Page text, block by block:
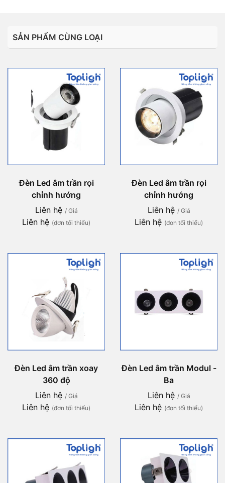
SẢN PHẨM CÙNG LOẠI
Đèn Led âm trần rọi
chỉnh hướng
Liên hệ / Giá
Liên hệ (đơn tối thiểu)
Đèn Led âm trần rọi
chỉnh hướng
Liên hệ / Giá
Liên hệ (đơn tối thiểu)
Đèn Led âm trần xoay
360 độ
Liên hệ / Giá
Liên hệ (đơn tối thiểu)
Đèn Led âm trần Modul -
Ba
Liên hệ / Giá
Liên hệ (đơn tối thiểu)